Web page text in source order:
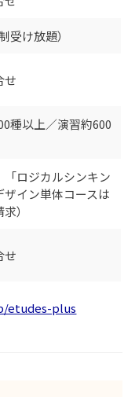
受け放題）
せ
種以上／演習約600
「ロジカルシンキン
イン単体コースは
）
せ
etudes-plus